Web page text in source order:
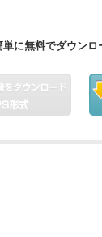
に無料でダウンロ